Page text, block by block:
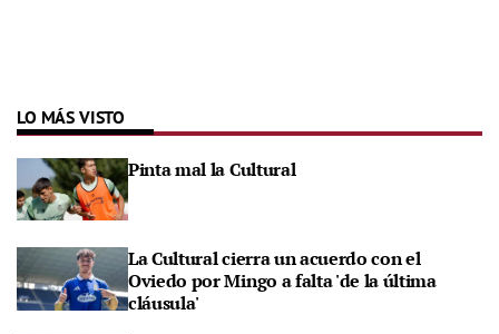
LO MÁS VISTO
Pinta mal la Cultural
La Cultural cierra un acuerdo con el
Oviedo por Mingo a falta 'de la última
cláusula'